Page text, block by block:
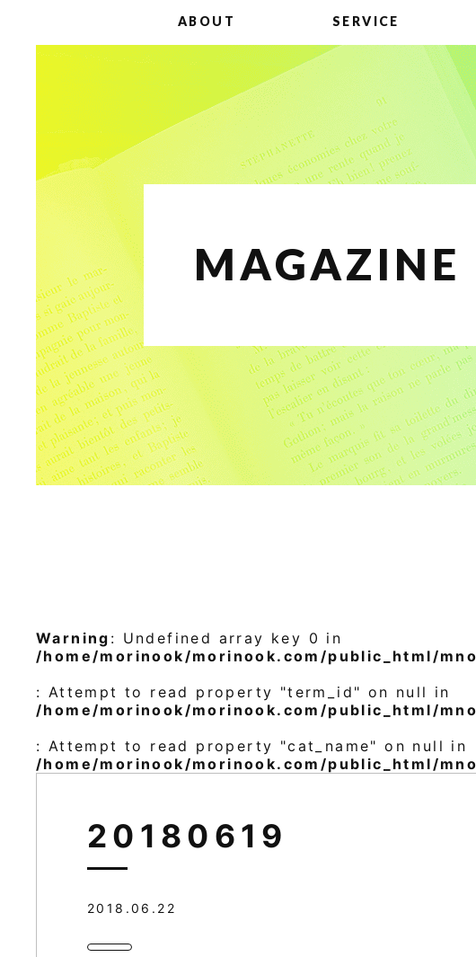
ABOUT SERVICE
MAGAZINE
Warning : Undefined array key 0 in
/home/morinook/morinook.com/public_html/
: Attempt to read property "term_id" on null in
/home/morinook/morinook.com/public_html/
: Attempt to read property "cat_name" on null in
/home/morinook/morinook.com/public_html/
20180619
2018.06.22